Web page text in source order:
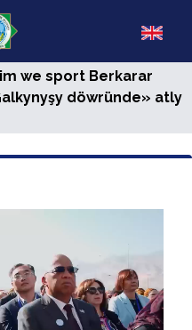
we sport Веrkаrаr
döwründe» atly